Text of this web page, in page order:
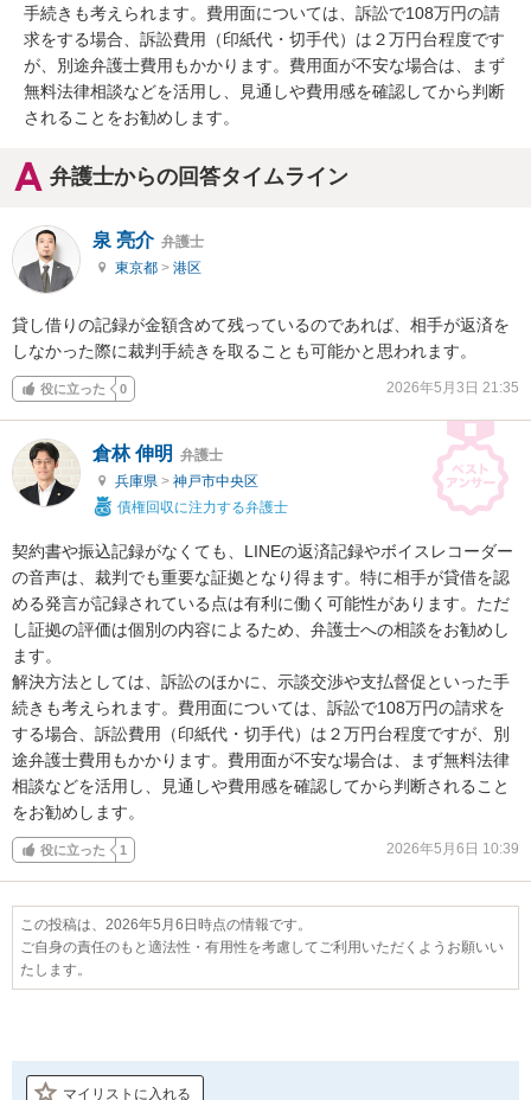
手続きも考えられます。費用面については、訴訟で108万円の請
求をする場合、訴訟費用（印紙代・切手代）は２万円台程度です
が、別途弁護士費用もかかります。費用面が不安な場合は、まず
無料法律相談などを活用し、見通しや費用感を確認してから判断
されることをお勧めします。
弁護士からの回答タイムライン
泉 亮介 弁護士
東京都 > 港区
貸し借りの記録が金額含めて残っているのであれば、相手が返済を
しなかった際に裁判手続きを取ることも可能かと思われます。
役に立った 0 2026年5月3日 21:35
倉林 伸明 弁護士
兵庫県 > 神戸市中央区
債権回収に注力する弁護士
契約書や振込記録がなくても、LINEの返済記録やボイスレコーダー
の音声は、裁判でも重要な証拠となり得ます。特に相手が貸借を認
める発言が記録されている点は有利に働く可能性があります。ただ
し証拠の評価は個別の内容によるため、弁護士への相談をお勧めし
ます。
解決方法としては、訴訟のほかに、示談交渉や支払督促といった手
続きも考えられます。費用面については、訴訟で108万円の請求を
する場合、訴訟費用（印紙代・切手代）は２万円台程度ですが、別
途弁護士費用もかかります。費用面が不安な場合は、まず無料法律
相談などを活用し、見通しや費用感を確認してから判断されること
をお勧めします。
役に立った 1 2026年5月6日 10:39
この投稿は、2026年5月6日時点の情報です。
ご自身の責任のもと適法性・有用性を考慮してご利用いただくようお願いい
たします。
マイリストに入れる